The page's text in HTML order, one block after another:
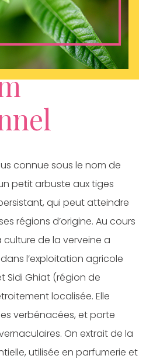
connue sous le nom de
petit arbuste aux tiges
qui peut atteindre
régions d’origine. Au cours
culture de la verveine a
l’exploitation agricole
Sidi Ghiat (région de
localisée. Elle
verbénacées, et porte
On extrait de la
utilisée en parfumerie et